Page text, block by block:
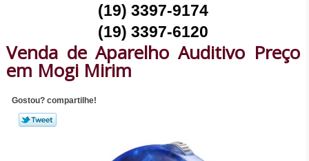
(19) 3397-9174
(19) 3397-6120
Venda de Aparelho Auditivo Preço
em Mogi Mirim
Gostou? compartilhe!